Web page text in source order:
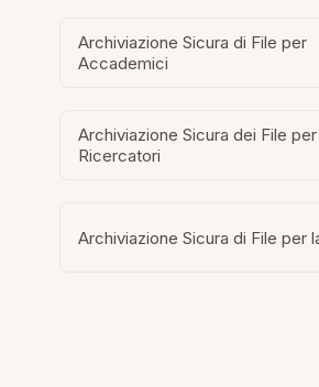
Archiviazione Sicura di File per
Accademici
Archiviazione Sicura dei File per
Ricercatori
Archiviazione Sicura di File per